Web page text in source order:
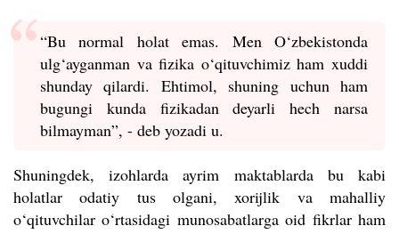
“Bu normal holat emas. Men O‘zbekistonda
ulg‘ayganman va fizika o‘qituvchimiz ham xuddi
shunday qilardi. Ehtimol, shuning uchun ham
bugungi kunda fizikadan deyarli hech narsa
bilmayman”, - deb yozadi u.
Shuningdek, izohlarda ayrim maktablarda bu kabi
holatlar odatiy tus olgani, xorijlik va mahalliy
o‘qituvchilar o‘rtasidagi munosabatlarga oid fikrlar ham